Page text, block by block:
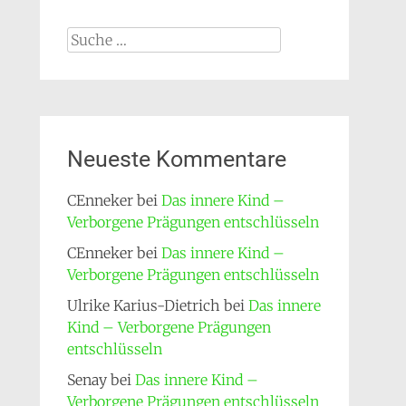
Suche
Neueste Kommentare
CEnnekerbei Das innere Kind –
Verborgene Prägungen entschlüsseln
CEnnekerbei Das innere Kind –
Verborgene Prägungen entschlüsseln
Ulrike Karius-Dietrich bei Das innere
Kind – Verborgene Prägungen
entschlüsseln
Senaybei Das innere Kind –
Verborgene Prägungen entschlüsseln